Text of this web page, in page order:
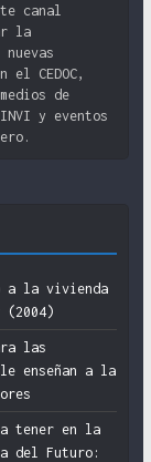
canal
la
el CEDOC,
de
y eventos
a la vivienda
(2004)
las
enseñan a la
tener en la
del Futuro: